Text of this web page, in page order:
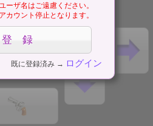
ーザ名はご遠慮ください。
カウント停止となります。
既に登録済み → ログイン